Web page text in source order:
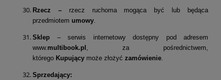
Rzecz –rzecz ruchoma mogąca być lub będąca
przedmiotem umowy
Sklep – serwis internetowy dostępny pod adresem
www. multibook.pl , za pośrednictwem,
którego Kupujący może złożyć zamówienie
Sprzedający: